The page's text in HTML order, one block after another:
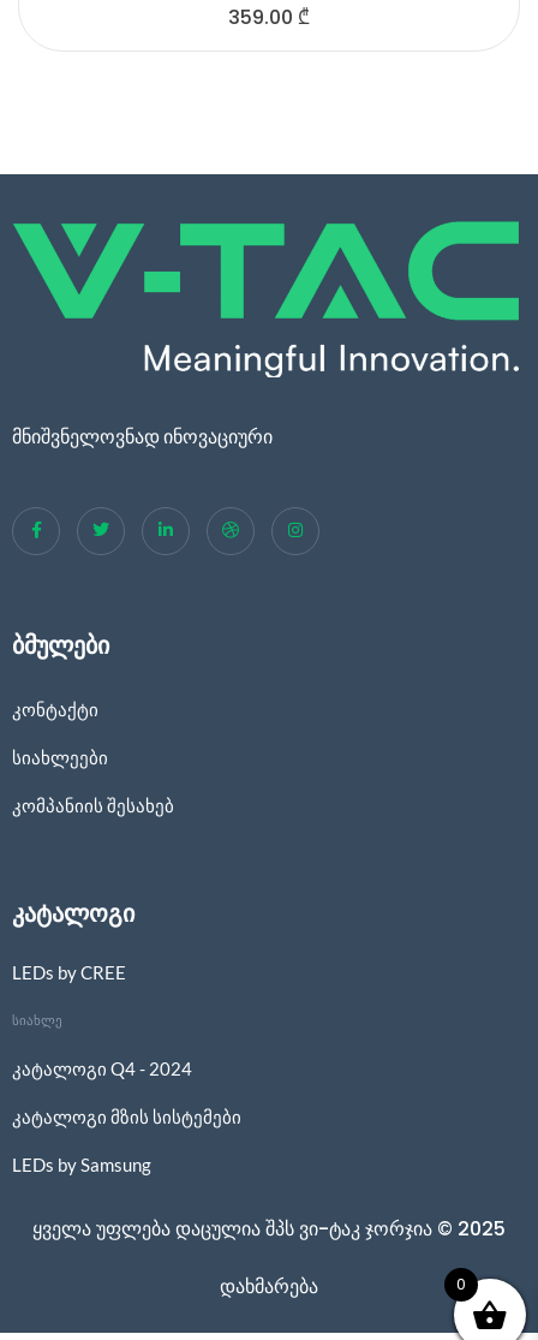
359.00 ₾
მნიშვნელოვნად ინოვაციური
ბმულები
კონტაქტი
სიახლეები
კომპანიის შესახებ
კატალოგი
LEDs by CREE
სიახლე
კატალოგი Q4 - 2024
კატალოგი მზის სისტემები
LEDs by Samsung
ყველა უფლება დაცულია შპს ვი-ტაკ ჯორჯია © 2025
დახმარება 0